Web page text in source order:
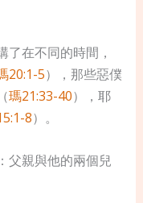
在不同的時間，
20:1-5），那些惡僕
瑪21:33-40），耶
8）。
父親與他的兩個兒